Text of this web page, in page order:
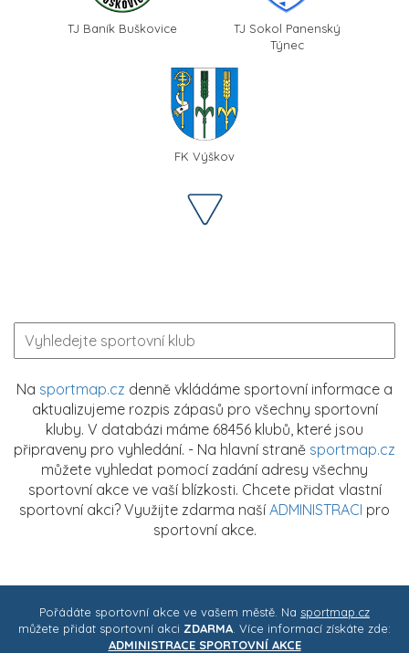
TJ Baník Buškovice
TJ Sokol Panenský
Týnec
FK Výškov
Na sportmap.cz denně vkládáme sportovní informace a
aktualizujeme rozpis zápasů pro všechny sportovní
kluby. V databázi máme 68456 klubů, které jsou
připraveny pro vyhledání. - Na hlavní straně sportmap.cz
můžete vyhledat pomocí zadání adresy všechny
sportovní akce ve vaší blízkosti. Chcete přidat vlastní
sportovní akci? Využijte zdarma naší ADMINISTRACI pro
sportovní akce.
Pořádáte sportovní akce ve vašem městě. Na sportmap.cz
můžete přidat sportovní akci ZDARMA. Více informací získáte zde:
ADMINISTRACE SPORTOVNÍ AKCE